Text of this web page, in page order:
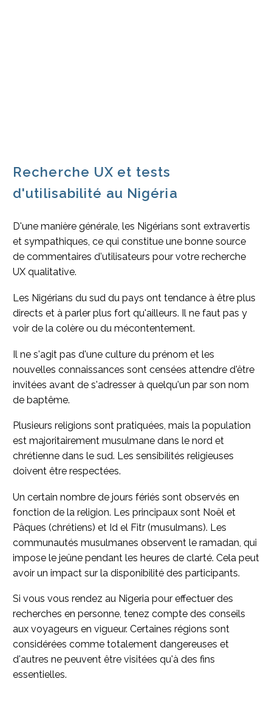
Recherche UX et tests
d'utilisabilité au Nigéria
D'une manière générale, les Nigérians sont extravertis
et sympathiques, ce qui constitue une bonne source
de commentaires d'utilisateurs pour votre recherche
UX qualitative.
Les Nigérians du sud du pays ont tendance à être plus
directs et à parler plus fort qu'ailleurs. Il ne faut pas y
voir de la colère ou du mécontentement.
Il ne s'agit pas d'une culture du prénom et les
nouvelles connaissances sont censées attendre d'être
invitées avant de s'adresser à quelqu'un par son nom
de baptême.
Plusieurs religions sont pratiquées, mais la population
est majoritairement musulmane dans le nord et
chrétienne dans le sud. Les sensibilités religieuses
doivent être respectées.
Un certain nombre de jours fériés sont observés en
fonction de la religion. Les principaux sont Noël et
Pâques (chrétiens) et Id el Fitr (musulmans). Les
communautés musulmanes observent le ramadan, qui
impose le jeûne pendant les heures de clarté. Cela peut
avoir un impact sur la disponibilité des participants.
Si vous vous rendez au Nigeria pour effectuer des
recherches en personne, tenez compte des conseils
aux voyageurs en vigueur. Certaines régions sont
considérées comme totalement dangereuses et
d'autres ne peuvent être visitées qu'à des fins
essentielles.